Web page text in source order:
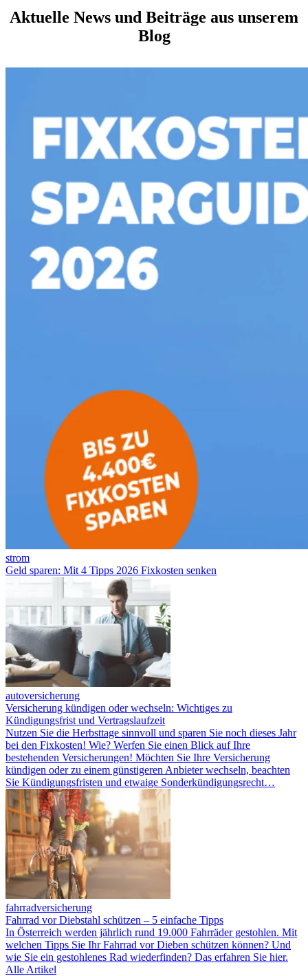
Aktuelle News und Beiträge aus unserem
Blog
strom
Geld sparen: Mit 4 Tipps 2026 Fixkosten senken
autoversicherung
Versicherung kündigen oder wechseln: Wichtiges zu
Kündigungsfrist und Vertragslaufzeit
Nutzen Sie die Herbsttage sinnvoll und sparen Sie noch dieses Jahr
bei den Fixkosten! Wie? Werfen Sie einen Blick auf Ihre
bestehenden Versicherungen! Möchten Sie Ihre Versicherung
kündigen oder zu einem günstigeren Anbieter wechseln, beachten
Sie Kündigungsfristen und etwaige Sonderkündigungsrecht…
fahrradversicherung
Fahrrad vor Diebstahl schützen – 5 einfache Tipps
In Österreich werden jährlich rund 19.000 Fahrräder gestohlen. Mit
welchen Tipps Sie Ihr Fahrrad vor Dieben schützen können? Und
wie Sie ein gestohlenes Rad wiederfinden? Das erfahren Sie hier.
Alle Artikel